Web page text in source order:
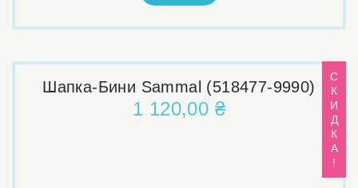
С
К
И
Д
К
А
!
Шапка-Бини Sammal (518477-9990)
1 120,00 ₴